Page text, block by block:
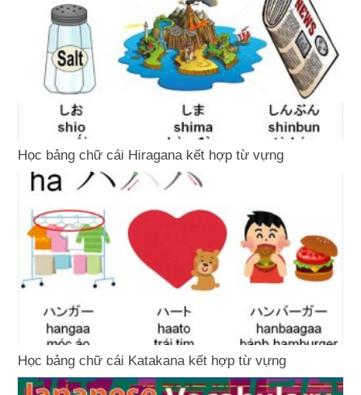
Học bảng chữ cái Hiragana kết hợp từ vựng
Học bảng chữ cái Katakana kết hợp từ vựng